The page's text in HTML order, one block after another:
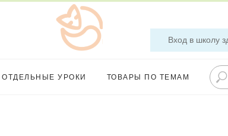
Вход в школу
ОТДЕЛЬНЫЕ УРОКИ ТОВАРЫ ПО ТЕМАМ